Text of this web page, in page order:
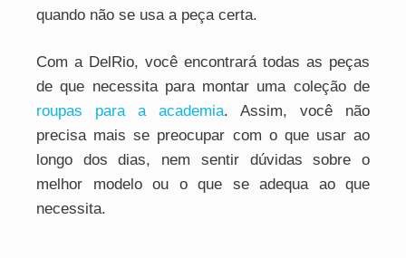
quando não se usa a peça certa.
Com a DelRio, você encontrará todas as peças
de que necessita para montar uma coleção de
roupas para a academia. Assim, você não
precisa mais se preocupar com o que usar ao
longo dos dias, nem sentir dúvidas sobre o
melhor modelo ou o que se adequa ao que
necessita.